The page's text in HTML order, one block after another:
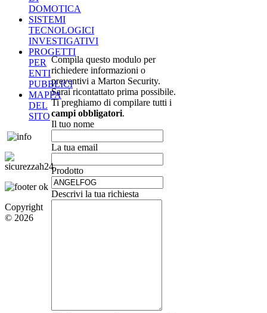
Compila questo modulo per
richiedere informazioni o
preventivi a Marton Security.
Sarai ricontattato prima possibile.
Ti preghiamo di compilare tutti i
campi obbligatori.
Il tuo nome
La tua email
Prodotto
Descrivi la tua richiesta
DOMOTICA
SISTEMI
TECNOLOGICI
INVESTIGATIVI
PROGETTI
PER
ENTI
PUBBLICI
MAPPA
DEL
SITO
Copyright
© 2026